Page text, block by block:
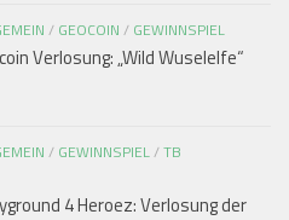
/ GEOCOIN / GEWINNSPIEL
Verlosung: „Wild Wuselelfe“
/ GEWINNSPIEL/TB
4 Heroez: Verlosung der